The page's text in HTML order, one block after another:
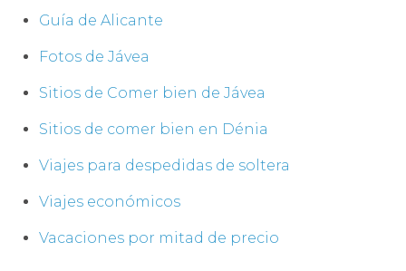
Guía de Alicante
Fotos de Jávea
Sitios de Comer bien de Jávea
Sitios de comer bien en Dénia
Viajes para despedidas de soltera
Viajes económicos
Vacaciones por mitad de precio